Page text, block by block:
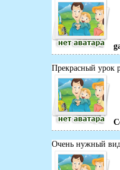
Прекрасный урок
Очень нужный